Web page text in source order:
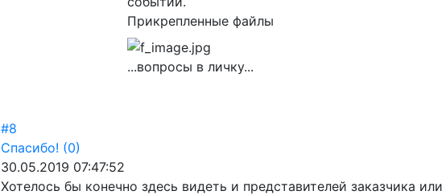
Прикрепленные файлы
...вопросы в личку...
#8
Спасибо! (0)
30.05.2019 07:47:52
Хотелось бы конечно здесь видеть и представителей заказчика